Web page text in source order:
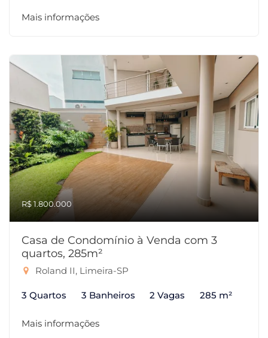
Mais informações
R$ 1.800.000
Casa de Condomínio à Venda com 3
quartos, 285m²
Roland II, Limeira-SP
3 Quartos 3 Banheiros 2 Vagas 285 m²
Mais informações